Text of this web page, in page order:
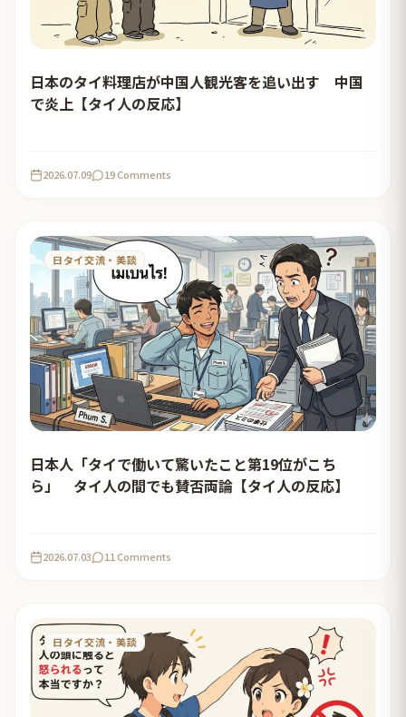
日本のタイ料理店が中国人観光客を追い出す 中国
で炎上【タイ人の反応】
2026.07.09 19 Comments
日タイ交流・美談
日本人「タイで働いて驚いたこと第19位がこち
ら」 タイ人の間でも賛否両論【タイ人の反応】
2026.07.03 11 Comments
日タイ交流・美談